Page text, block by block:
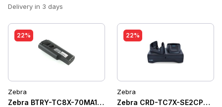
Delivery in 3 days
22%
Zebra
Zebra BTRY-TC8X-70MA1-10 Batteries
22%
Zebra
Zebra CRD-TC7X-SE2CPP-